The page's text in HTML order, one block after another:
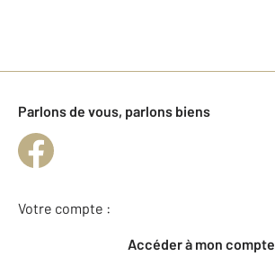
Parlons de vous, parlons biens
Votre compte :
Accéder à mon compte